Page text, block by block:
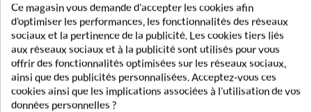
36,70 € 18,99 €
Ce magasin vous demande d'accepter les cookies afin
d'optimiser les performances, les fonctionnalités des réseaux
sociaux et la pertinence de la publicité. Les cookies tiers liés
aux réseaux sociaux et à la publicité sont utilisés pour vous
offrir des fonctionnalités optimisées sur les réseaux sociaux,
ainsi que des publicités personnalisées. Acceptez-vous ces
cookies ainsi que les implications associées à l'utilisation de vos
données personnelles ?